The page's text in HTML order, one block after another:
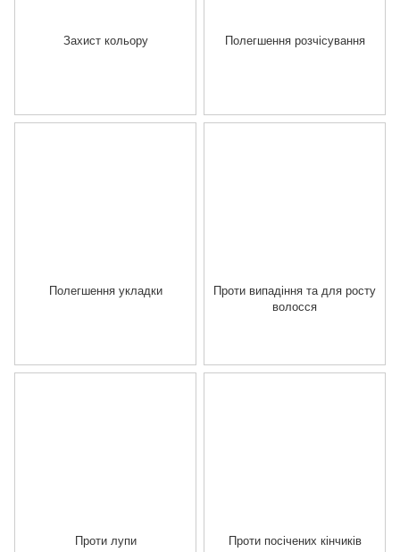
Захист кольору Полегшення розчісування
Полегшення укладки
Проти випадіння та для росту
волосся
Проти лупи Проти посічених кінчиків